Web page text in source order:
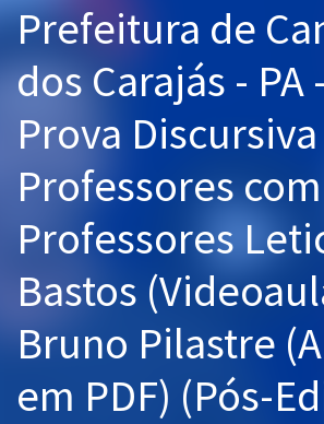
Cursos 20% OFF
Pós
Graduação
OAB
Mentorias
Questões grátis
Aprovados
Prefeitura de
dos Carajás - PA -
Prova
Professores
Professores
Bastos
Bruno Pilastre
em PDF) (Pós-